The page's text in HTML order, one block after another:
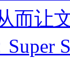
而让